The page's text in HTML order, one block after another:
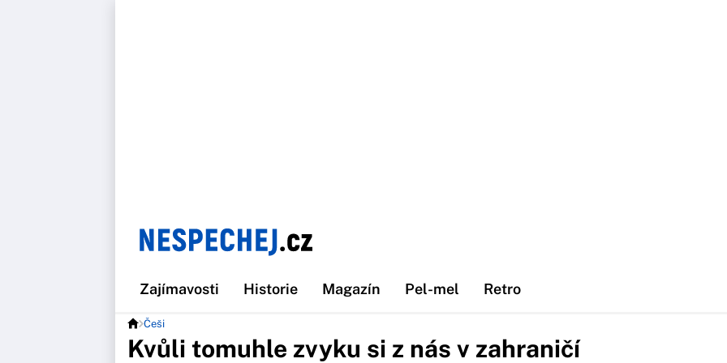
Zajímavosti Historie Magazín Pel-mel Retro
Češi
Kvůli tomuhle zvyku si z nás v zahraničí